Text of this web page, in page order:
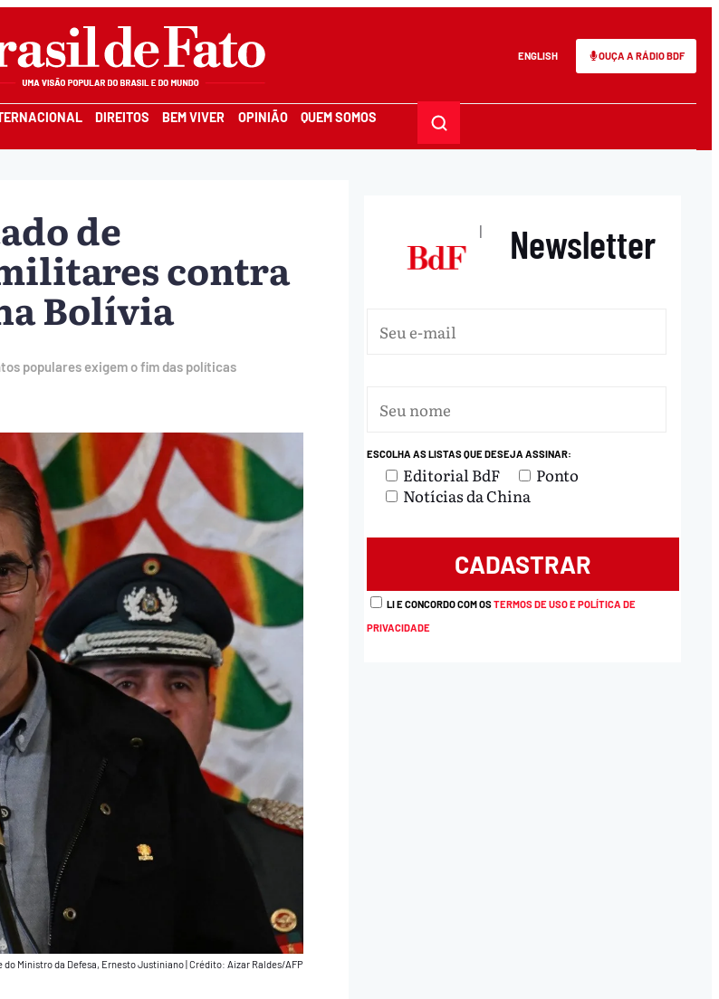
ENGLISH OUÇA A RÁDIO BDF
DIREITOS BEM VIVER OPINIÃO QUEM SOMOS
de
contra
Bolívia
populares exigem o fim das políticas
do Ministro da Defesa, Ernesto Justiniano Crédito: Aizar Raldes/AFP
| Newsletter
ESCOLHA AS LISTAS QUE DESEJA ASSINAR:
Editorial BdF
Ponto
Notícias da China
LI E CONCORDO COM OSTERMOS DE USO E POLÍTICA DE
PRIVACIDADE